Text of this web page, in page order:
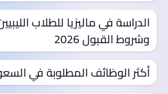
الدراسة في ماليزيا للطلاب
وشروط القبول 2026
أكثر الوظائف المطلوبة في